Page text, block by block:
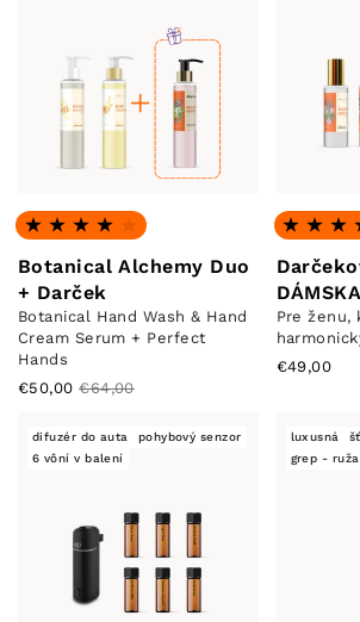
Hodnotenie: 4.0 z 5
Botanical Alchemy Duo
+ Darček
Botanical Hand Wash & Hand
Cream Serum + Perfect
Hands
€50,00 €64,00
DÁMSKA
Pre ženu,
€49,00
difuzér do auta
pohybový senzor
6 vôní v balení
luxusná
grep -